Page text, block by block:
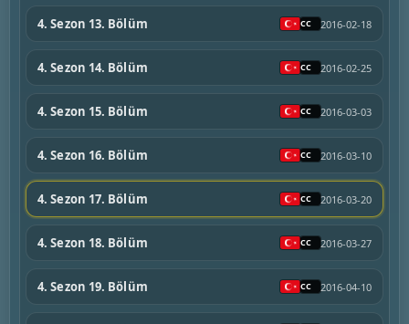
4. Sezon 13. Bölüm 2016-02-18
4. Sezon 14. Bölüm 2016-02-25
4. Sezon 15. Bölüm 2016-03-03
4. Sezon 16. Bölüm 2016-03-10
4. Sezon 17. Bölüm 2016-03-20
4. Sezon 18. Bölüm 2016-03-27
4. Sezon 19. Bölüm 2016-04-10